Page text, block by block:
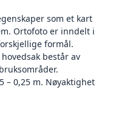
som et kart
Ortofoto er inndelt i
formål.
består av
– 0,25 m. Nøyaktighet